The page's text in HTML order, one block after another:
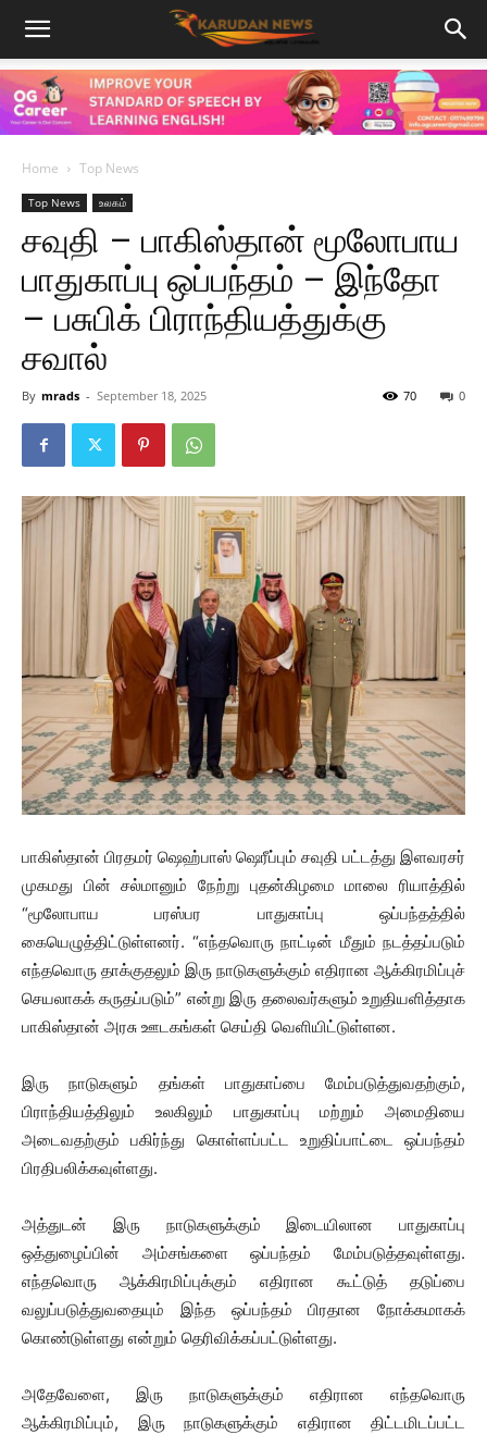
Home Top News
Top News உலகம்
சவுதி – பாகிஸ்தான் மூலோபாய
பாதுகாப்பு ஒப்பந்தம் – இந்தோ
– பசுபிக் பிராந்தியத்துக்கு
சவால்
By mrads - September 18, 2025 0
70
பாகிஸ்தான் பிரதமர் ஷெஹ்பாஸ் ஷெரீப்பும் சவுதி பட்டத்து இளவரசர்
முகமது பின் சல்மானும் நேற்று புதன்கிழமை மாலை ரியாத்தில்
“மூலோபாய பரஸ்பர பாதுகாப்பு ஒப்பந்தத்தில்
கையெழுத்திட்டுள்ளனர். “எந்தவொரு நாட்டின் மீதும் நடத்தப்படும்
எந்தவொரு தாக்குதலும் இரு நாடுகளுக்கும் எதிரான ஆக்கிரமிப்புச்
செயலாகக் கருதப்படும்” என்று இரு தலைவர்களும் உறுதியளித்தாக
பாகிஸ்தான் அரசு ஊடகங்கள் செய்தி வெளியிட்டுள்ளன.
இரு நாடுகளும் தங்கள் பாதுகாப்பை மேம்படுத்துவதற்கும்,
பிராந்தியத்திலும் உலகிலும் பாதுகாப்பு மற்றும் அமைதியை
அடைவதற்கும் பகிர்ந்து கொள்ளப்பட்ட உறுதிப்பாட்டை ஒப்பந்தம்
பிரதிபலிக்கவுள்ளது.
அத்துடன் இரு நாடுகளுக்கும் இடையிலான பாதுகாப்பு
ஒத்துழைப்பின் அம்சங்களை ஒப்பந்தம் மேம்படுத்தவுள்ளது.
எந்தவொரு ஆக்கிரமிப்புக்கும் எதிரான கூட்டுத் தடுப்பை
வலுப்படுத்துவதையும் இந்த ஒப்பந்தம் பிரதான நோக்கமாகக்
கொண்டுள்ளது என்றும் தெரிவிக்கப்பட்டுள்ளது.
அதேவேளை, இரு நாடுகளுக்கும் எதிரான எந்தவொரு
ஆக்கிரமிப்பும், இரு நாடுகளுக்கும் எதிரான திட்டமிடப்பட்ட